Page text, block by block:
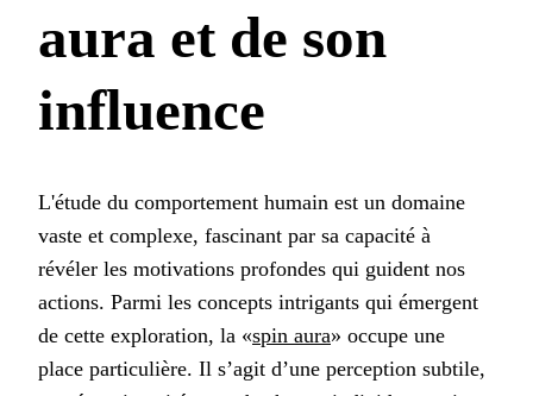
aura et de son
influence
L'étude du comportement humain est un domaine
vaste et complexe, fascinant par sa capacité à
révéler les motivations profondes qui guident nos
actions. Parmi les concepts intrigants qui émergent
de cette exploration, la «spin aura» occupe une
place particulière. Il s’agit d’une perception subtile,